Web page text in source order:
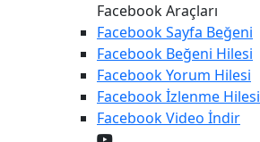
Facebook Araçları
FacebookSayfa Beğeni
Facebook Beğeni Hilesi
FacebookYorum Hilesi
Facebookİzlenme Hilesi
FacebookVideo İndir